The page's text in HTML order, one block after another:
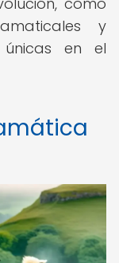
y
en el